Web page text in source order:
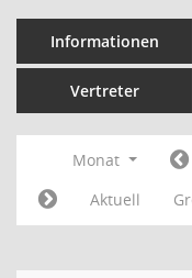
Informationen
Vertreter
Monat
Aktuell